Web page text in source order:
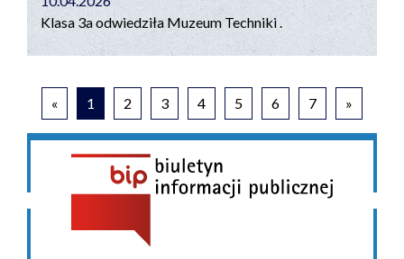
Klasa 3a odwiedziła Muzeum Techniki .
« 1 2 3 4 5 6 7 »